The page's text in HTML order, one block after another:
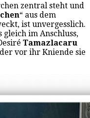
zentral steht und
“ aus dem
ist unvergesslich.
gleich im Anschluss,
Tamazlacaru
vor ihr Kniende sie